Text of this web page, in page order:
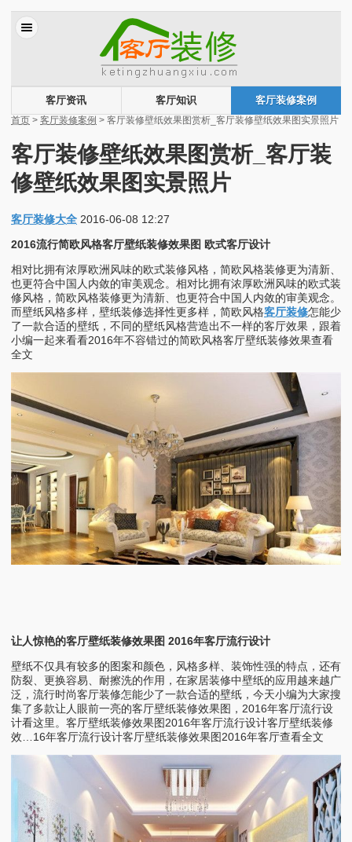
客厅资讯 客厅知识
客厅装修案例
首页 > 客厅装修案例 > 客厅装修壁纸效果图赏析_客厅装修壁纸效果图实景照片
客厅装修壁纸效果图赏析_客厅装
修壁纸效果图实景照片
客厅装修大全 2016-06-08 12:27
2016流行简欧风格客厅壁纸装修效果图 欧式客厅设计
相对比拥有浓厚欧洲风味的欧式装修风格，简欧风格装修更为清新、
也更符合中国人内敛的审美观念。相对比拥有浓厚欧洲风味的欧式装
修风格，简欧风格装修更为清新、也更符合中国人内敛的审美观念。
而壁纸风格多样，壁纸装修选择性更多样，简欧风格客厅装修怎能少
了一款合适的壁纸，不同的壁纸风格营造出不一样的客厅效果，跟着
小编一起来看看2016年不容错过的简欧风格客厅壁纸装修效果查看
全文
让人惊艳的客厅壁纸装修效果图 2016年客厅流行设计
壁纸不仅具有较多的图案和颜色，风格多样、装饰性强的特点，还有
防裂、更换容易、耐擦洗的作用，在家居装修中壁纸的应用越来越广
泛，流行时尚客厅装修怎能少了一款合适的壁纸，今天小编为大家搜
集了多款让人眼前一亮的客厅壁纸装修效果图，2016年客厅流行设
计看这里。客厅壁纸装修效果图2016年客厅流行设计客厅壁纸装修
效…16年客厅流行设计客厅壁纸装修效果图2016年客厅查看全文